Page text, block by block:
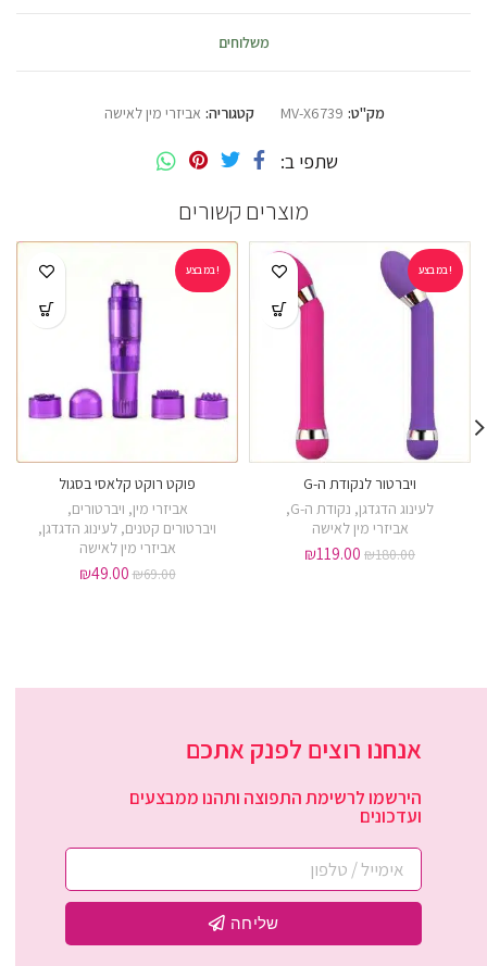
משלוחים
מק"ט: MV-X6739 קטגוריה: אביזרי מין לאישה
שתפי ב
מוצרים קשורים
במבצע!
ויברטור לנקודת ה-G
לעינוג הדגדגן, נקודת ה-G ,
אביזרי מין לאישה
₪180.00
₪119.00
במבצע!
פוקט רוקט קלאסי בסגול
אביזרי מין, ויברטורים,
ויברטורים קטנים, לעינוג הדגדגן,
אביזרי מין לאישה
₪69.00
₪49.00
אנחנו רוצים לפנק אתכם
הירשמו לרשימת התפוצה ותהנו ממבצעים
ועדכונים
שליחה